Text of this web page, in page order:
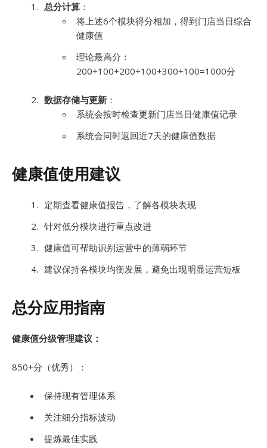
总分计算 ：
将上述6个模块得分相加，得到门店当日综合
健康值
理论最高分：
200+100+200+100+300+100=1000分
数据存储与更新 ：
系统会按时检查更新门店当日健康值记录
系统会同时返回近7天的健康值数据
健康值使用建议
定期查看健康值报告，了解各模块表现
针对低分模块进行重点改进
健康值可帮助识别运营中的薄弱环节
建议保持各模块均衡发展，避免出现明显运营短板
总分应用指南
健康值分级管理建议：
850+分（优秀）：
保持现有管理体系
关注细分指标波动
提炼最佳实践